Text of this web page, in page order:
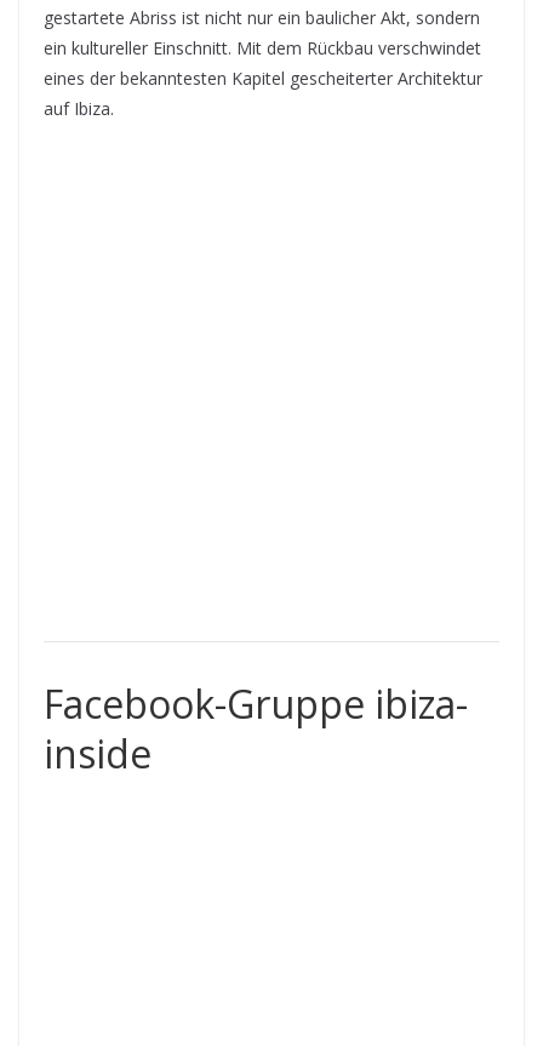
gestartete Abriss ist nicht nur ein baulicher Akt, sondern
ein kultureller Einschnitt. Mit dem Rückbau verschwindet
eines der bekanntesten Kapitel gescheiterter Architektur
auf Ibiza.
Facebook-Gruppe ibiza-
inside